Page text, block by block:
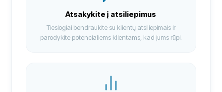
Atsakykite į atsiliepimus
Tiesiogiai bendraukite su klientų atsiliepimais ir
parodykite potencialiems klientams, kad jums rūpi.